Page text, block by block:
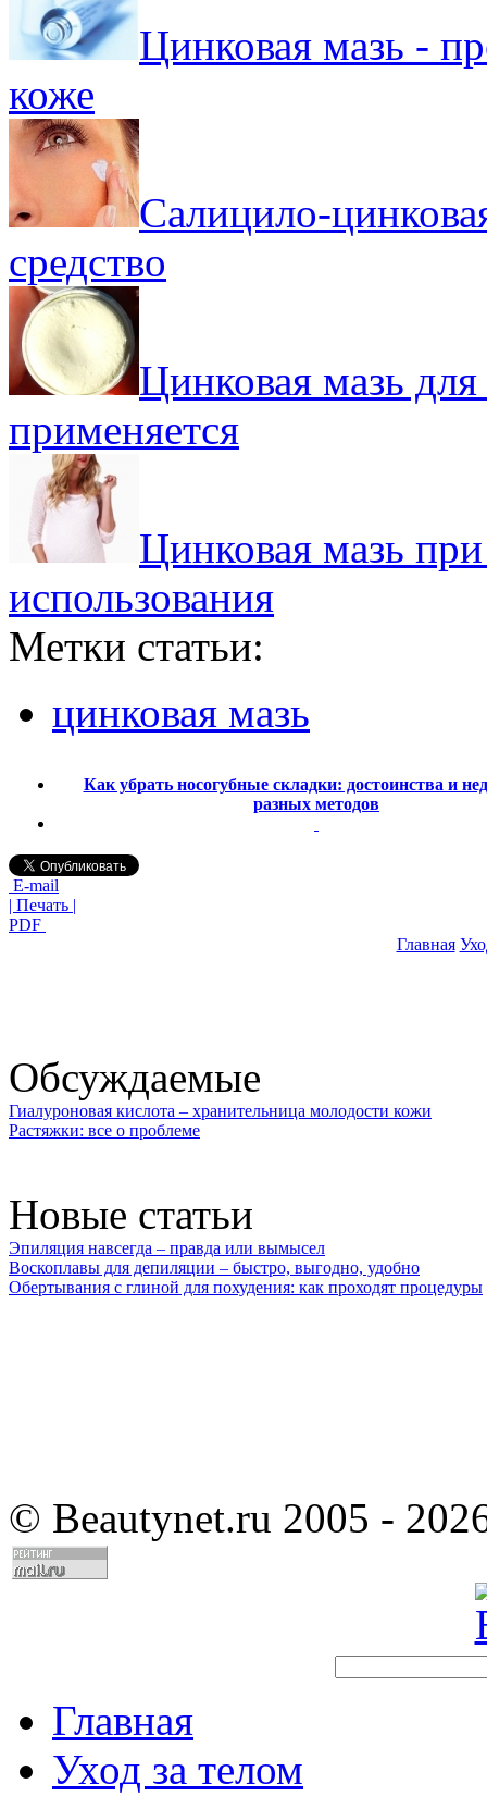
Цинковая мазь -
коже
Салицило-
средство
Цинковая мазь
применяется
Цинковая мазь
использования
Метки статьи:
цинковая мазь
Как убрать носогубные складки: достоинства и
разных методов
E-mail
| Печать |
PDF
Главная
Обсуждаемые
Гиалуроновая кислота – хранительница молодости кожи
Растяжки: все о проблеме
Новые статьи
Эпиляция навсегда – правда или вымысел
Воскоплавы для депиляции – быстро, выгодно, удобно
Обертывания с глиной для похудения: как проходят процедуры
© Beautynet.ru 2005 -
Главная
Уход за телом